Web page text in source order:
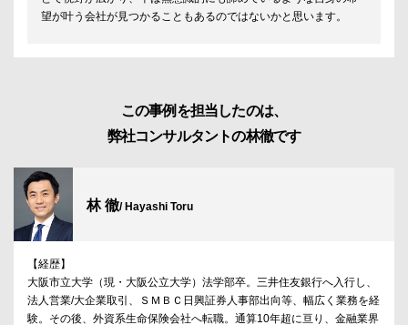
望が叶う会社が見つかることもあるのではないかと思います。
この事例を担当したのは、
弊社コンサルタントの林徹です
林 徹/ Hayashi Toru
【経歴】
大阪市立大学（現・大阪公立大学）法学部卒。三井住友銀行へ入行し、
法人営業/大企業取引、ＳＭＢＣ日興証券人事部出向等、幅広く業務を経
験。その後、外資系生命保険会社へ転職。通算10年超に亘り、金融業界